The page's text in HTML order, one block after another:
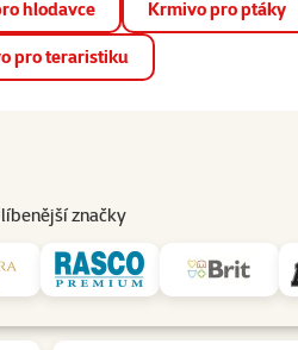
Super zoo.Více informací
hlodavce Krmivo pro ptáky
pro teraristiku
značky
Služby